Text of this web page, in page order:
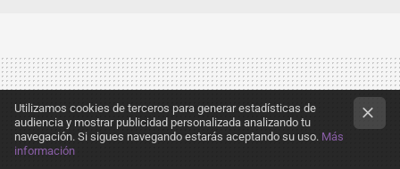
Utilizamos cookies de terceros para generar estadísticas de
audiencia y mostrar publicidad personalizada analizando tu
navegación. Si sigues navegando estarás aceptando su uso. Más
información